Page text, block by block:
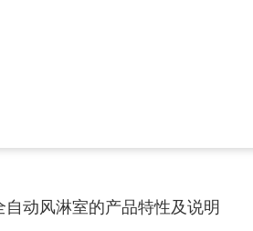
自动风淋室的产品特性及说明